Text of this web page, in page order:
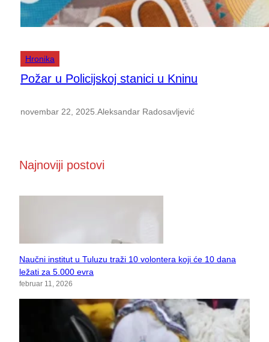
Hronika
Požar u Policijskoj stanici u Kninu
novembar 22, 2025 Aleksandar Radosavljević
Najnoviji postovi
Naučni institut u Tuluzu traži 10 volontera koji će 10 dana
ležati za 5.000 evra
februar 11, 2026